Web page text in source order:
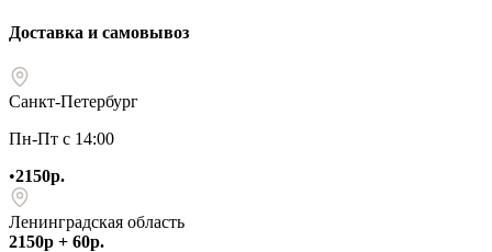
Доставка и самовывоз
Санкт-Петербург
Пн-Пт с 14:00
•2150р.
Ленинградская область
2150р + 60р.